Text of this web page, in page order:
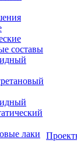
составы
лаки